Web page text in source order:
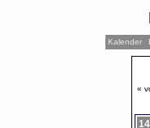
Kalender
«